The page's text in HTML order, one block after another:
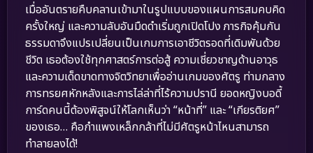
เมื่ออันตรายคืบคลานเข้ามาในรูปแบบของแผนการสมคบคิด
ครั้งใหญ่ และความลับอันมืดดำเริ่มถูกเปิดโปง ภารกิจคุ้มกัน
ธรรมดาจึงแปรเปลี่ยนเป็นเกมการเอาชีวิตรอดที่เดิมพันด้วย
ชีวิต เธอต้องใช้ทุกศาสตร์การต่อสู้ ความเชี่ยวชาญด้านอาวุธ
และความเด็ดขาดทางจิตวิทยาเพื่ออ่านเกมของศัตรู ท่ามกลาง
การทรยศหักหลังและการไล่ล่าที่ไร้ความปรานี ยอดหญิงบอดี้
การ์ดคนนี้ต้องพิสูจน์ให้โลกเห็นว่า “หน้าที่” และ “เกียรติยศ”
ของเธอ… คือกำแพงเหล็กกล้าที่ไม่มีศัตรูหน้าไหนสามารถ
ทำลายลงได้!